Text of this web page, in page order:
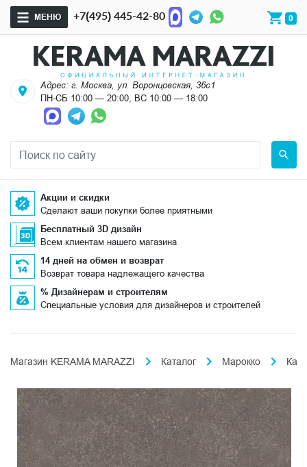
МЕНЮ +7(495) 445-42-80 0
Адрес: г. Москва, ул. Воронцовская, 36с1
ПН-СБ 10:00 — 20:00, ВС 10:00 — 18:00
Акции и скидки
Сделают ваши покупки более приятными
Бесплатный 3D дизайн
Всем клиентам нашего магазина
14 дней на обмен и возврат
Возврат товара надлежащего качества
% Дизайнерам и строителям
Специальные условия для дизайнеров и строителей
Магазин KERAMA MARAZZI Каталог Марокко